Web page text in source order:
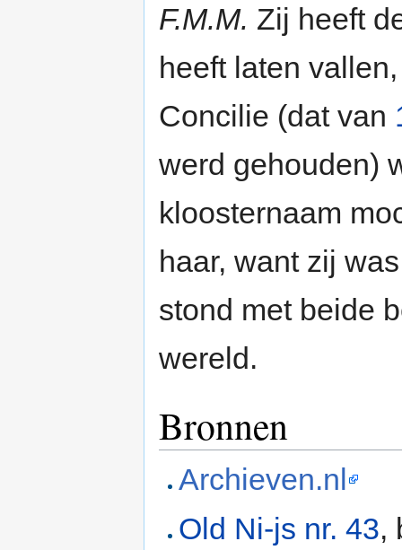
F.M.M. Zij heeft
heeft laten
Concilie (dat van
werd gehouden)
kloosternaam
haar, want zij
stond met beide
wereld.
Bronnen
Archieven.nl
Old Ni-js nr. 43,